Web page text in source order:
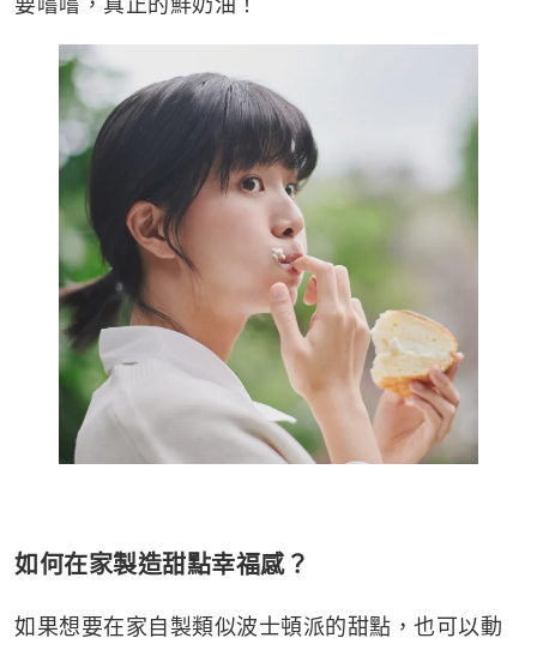
如何在家製造甜點幸福感？
如果想要在家自製類似波士頓派的甜點，也可以動